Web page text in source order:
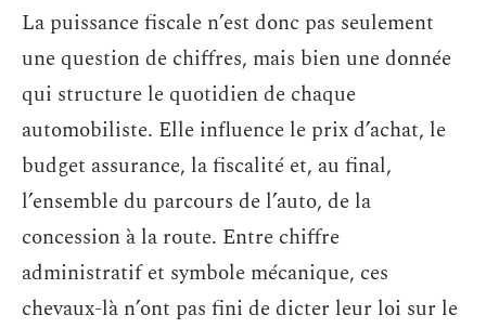
La puissance fiscale n’est donc pas seulement
une question de chiffres, mais bien une donnée
qui structure le quotidien de chaque
automobiliste. Elle influence le prix d’achat, le
budget assurance, la fiscalité et, au final,
l’ensemble du parcours de l’auto, de la
concession à la route. Entre chiffre
administratif et symbole mécanique, ces
chevaux-là n’ont pas fini de dicter leur loi sur le